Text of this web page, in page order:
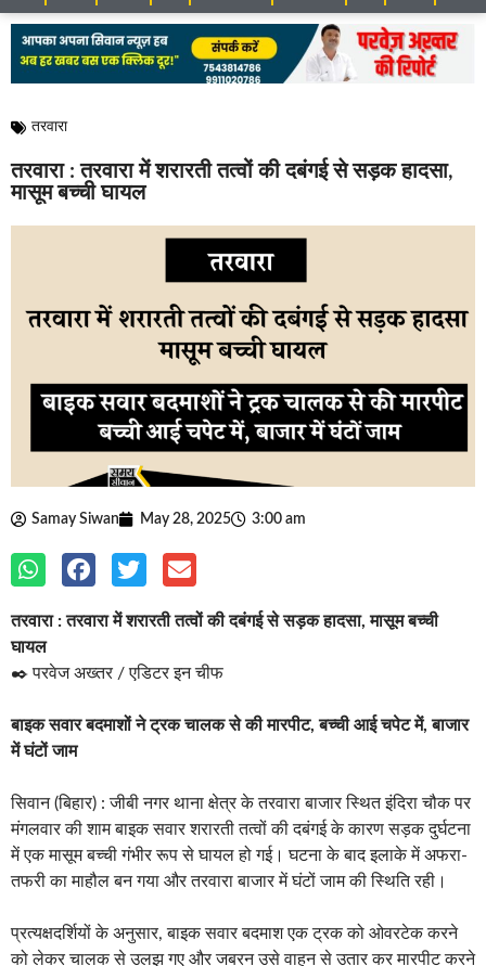
तरवारा
तरवारा : तरवारा में शरारती तत्वों की दबंगई से सड़क हादसा,
मासूम बच्ची घायल
Samay Siwan May 28, 2025 3:00 am
तरवारा : तरवारा में शरारती तत्वों की दबंगई से सड़क हादसा, मासूम बच्ची
घायल
✒️ परवेज अख्तर / एडिटर इन चीफ
बाइक सवार बदमाशों ने ट्रक चालक से की मारपीट, बच्ची आई चपेट में, बाजार
में घंटों जाम
सिवान (बिहार) : जीबी नगर थाना क्षेत्र के तरवारा बाजार स्थित इंदिरा चौक पर
मंगलवार की शाम बाइक सवार शरारती तत्वों की दबंगई के कारण सड़क दुर्घटना
में एक मासूम बच्ची गंभीर रूप से घायल हो गई। घटना के बाद इलाके में अफरा-
तफरी का माहौल बन गया और तरवारा बाजार में घंटों जाम की स्थिति रही।
प्रत्यक्षदर्शियों के अनुसार, बाइक सवार बदमाश एक ट्रक को ओवरटेक करने
को लेकर चालक से उलझ गए और जबरन उसे वाहन से उतार कर मारपीट करने